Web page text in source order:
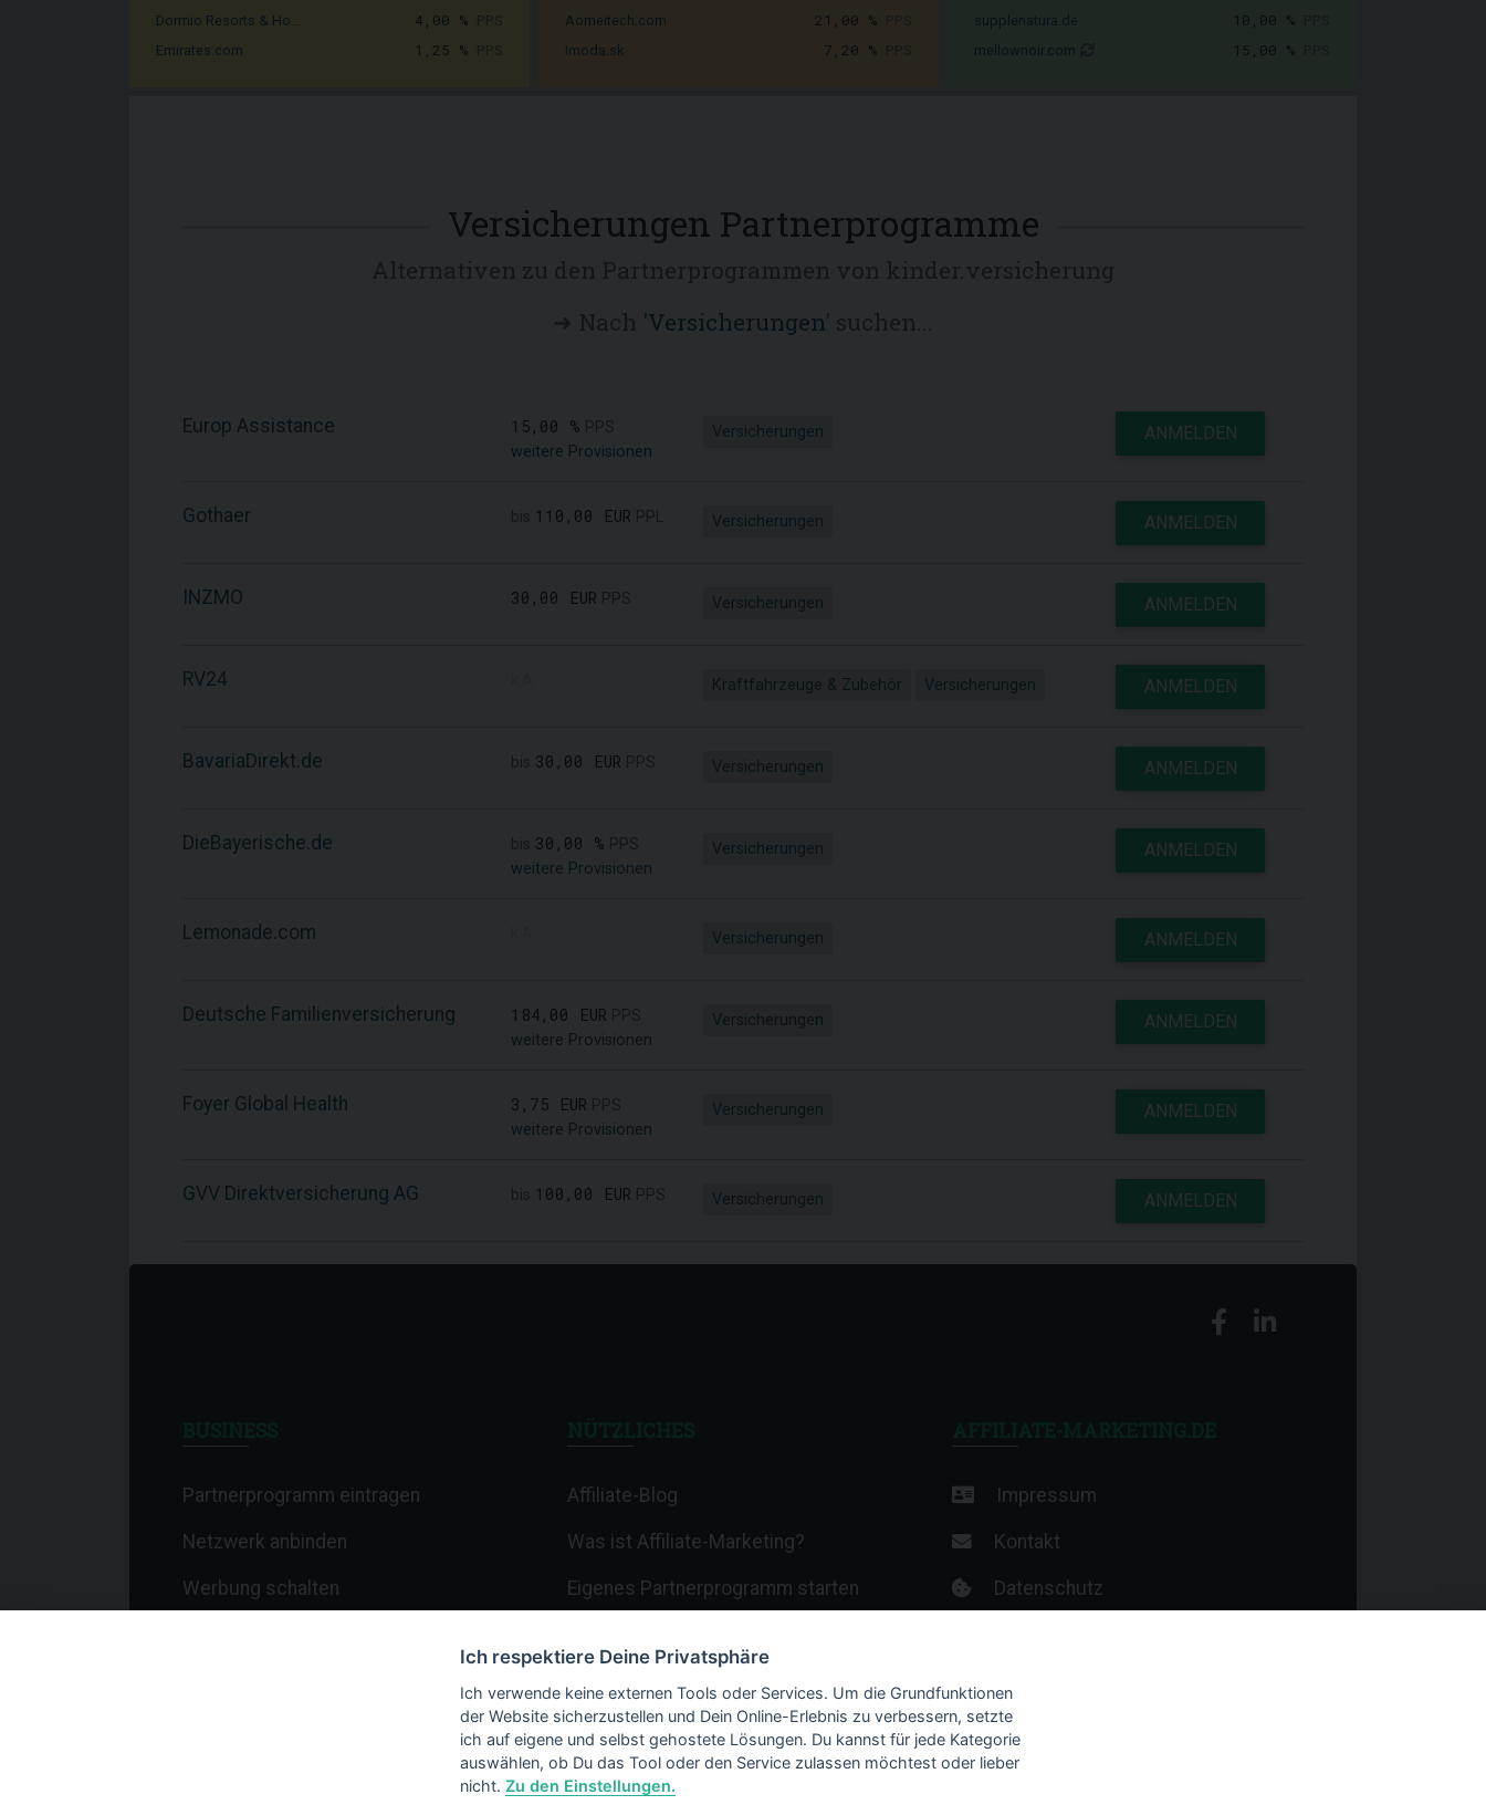
Dormio Resorts & Ho... 4,00 %
Emirates.com 1,25 %
Aomeitech.com 21,00 %
Imoda.sk 7,20 %
10,00 %
15,00 %
Versicherungen Partnerprogramme
Versicherungen
Europ Assistance 15,00 %
weitere Provisionen
Versicherungen ANMELDEN
Gothaer 110,00 EUR Versicherungen ANMELDEN
INZMO 30,00 EUR Versicherungen ANMELDEN
RV24 Kraftfahrzeuge & Zubehör Versicherungen ANMELDEN
BavariaDirekt.de 30,00 EUR Versicherungen ANMELDEN
DieBayerische.de 30,00 %
weitere Provisionen
Versicherungen ANMELDEN
Lemonade.com Versicherungen ANMELDEN
Deutsche Familienversicherung 184,00 EUR
weitere Provisionen
Versicherungen ANMELDEN
Foyer Global Health 3,75 EUR
weitere Provisionen
Versicherungen ANMELDEN
GVV Direktversicherung AG 100,00 EUR Versicherungen ANMELDEN
Partnerprogramm eintragen
Netzwerk anbinden
Werbung schalten
Affiliate-Blog
Was ist Affiliate-Marketing?
Eigenes Partnerprogramm starten
Termine & Veranstaltungen
Webhosting-Anbieter
Impressum
Kontakt
Datenschutz
Ich respektiere Deine Privatsphäre
Ich verwende keine externen Tools oder Services. Um die Grundfunktionen
der Website sicherzustellen und Dein Online-Erlebnis zu verbessern, setzte
ich auf eigene und selbst gehostete Lösungen. Du kannst für jede Kategorie
auswählen, ob Du das Tool oder den Service zulassen möchtest oder lieber
nicht. Zu den Einstellungen.